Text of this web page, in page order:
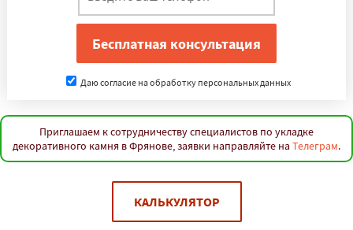
Даю согласие на обработку персональных данных
Приглашаем к сотрудничеству специалистов по укладке
декоративного камня в Фрянове, заявки направляйте на Телеграм.
КАЛЬКУЛЯТОР